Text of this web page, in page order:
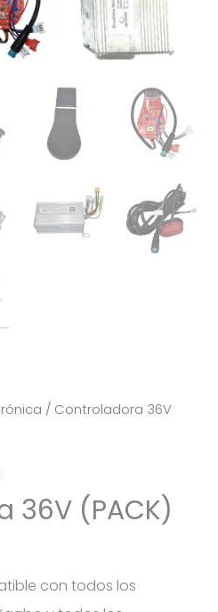
/ Controladora 36V
36V (PACK)
con todos los